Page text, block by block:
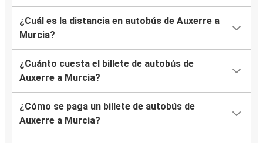
¿Cuál es la distancia en autobús de Auxerre a
Murcia?
¿Cuánto cuesta el billete de autobús de
Auxerre a Murcia?
¿Cómo se paga un billete de autobús de
Auxerre a Murcia?